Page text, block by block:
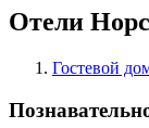
Отели
Гостевой